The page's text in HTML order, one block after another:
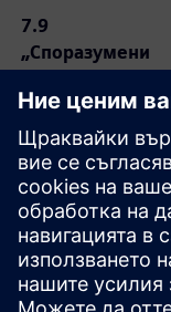
7.9
„Споразумени
7.10
„Декларация
за работа или
SOW“